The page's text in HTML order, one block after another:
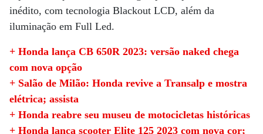
inédito, com tecnologia Blackout LCD, além da
iluminação em Full Led.
+ Honda lança CB 650R 2023: versão naked chega
com nova opção
+ Salão de Milão: Honda revive a Transalp e mostra
elétrica; assista
+ Honda reabre seu museu de motocicletas históricas
+ Honda lança scooter Elite 125 2023 com nova cor;